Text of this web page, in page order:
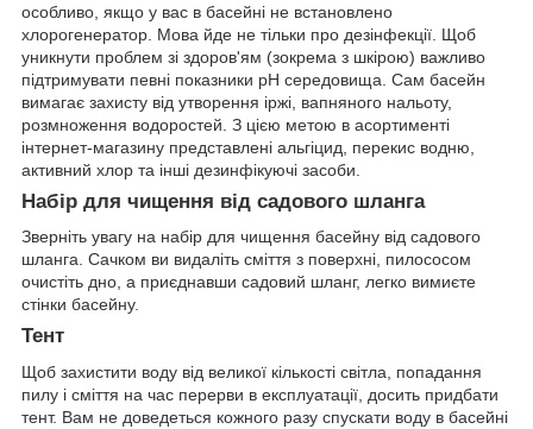
особливо, якщо у вас в басейні не встановлено
хлорогенератор. Мова йде не тільки про дезінфекції. Щоб
уникнути проблем зі здоров'ям (зокрема з шкірою) важливо
підтримувати певні показники рН середовища. Сам басейн
вимагає захисту від утворення іржі, вапняного нальоту,
розмноження водоростей. З цією метою в асортименті
інтернет-магазину представлені альгіцид, перекис водню,
активний хлор та інші дезинфікуючі засоби.
Набір для чищення від садового шланга
Зверніть увагу на набір для чищення басейну від садового
шланга. Сачком ви видаліть сміття з поверхні, пилососом
очистіть дно, а приєднавши садовий шланг, легко вимиєте
стінки басейну.
Тент
Щоб захистити воду від великої кількості світла, попадання
пилу і сміття на час перерви в експлуатації, досить придбати
тент. Вам не доведеться кожного разу спускати воду в басейні